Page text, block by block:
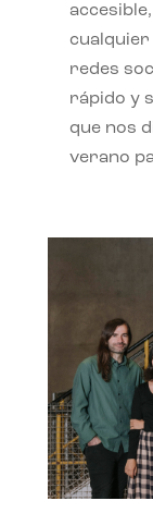
cualquier
redes
rápido y
que nos
verano